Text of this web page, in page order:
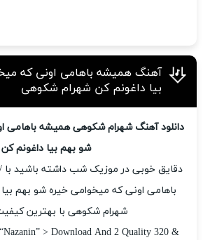
آهنگ همیشه باهامی اونی که
بیا داغونم کن شهرام شکوهی
دانلود آهنگ شهرام شکوهی همیشه باهامی
شو بهم بیا داغونم کن
دقایق خوبی در موزیک شب داشته باشید با
باهامی اونی که میخوامی خیره شو بهم
شهرام شکوهی با بهترین
> Download And 2 Quality 320 &